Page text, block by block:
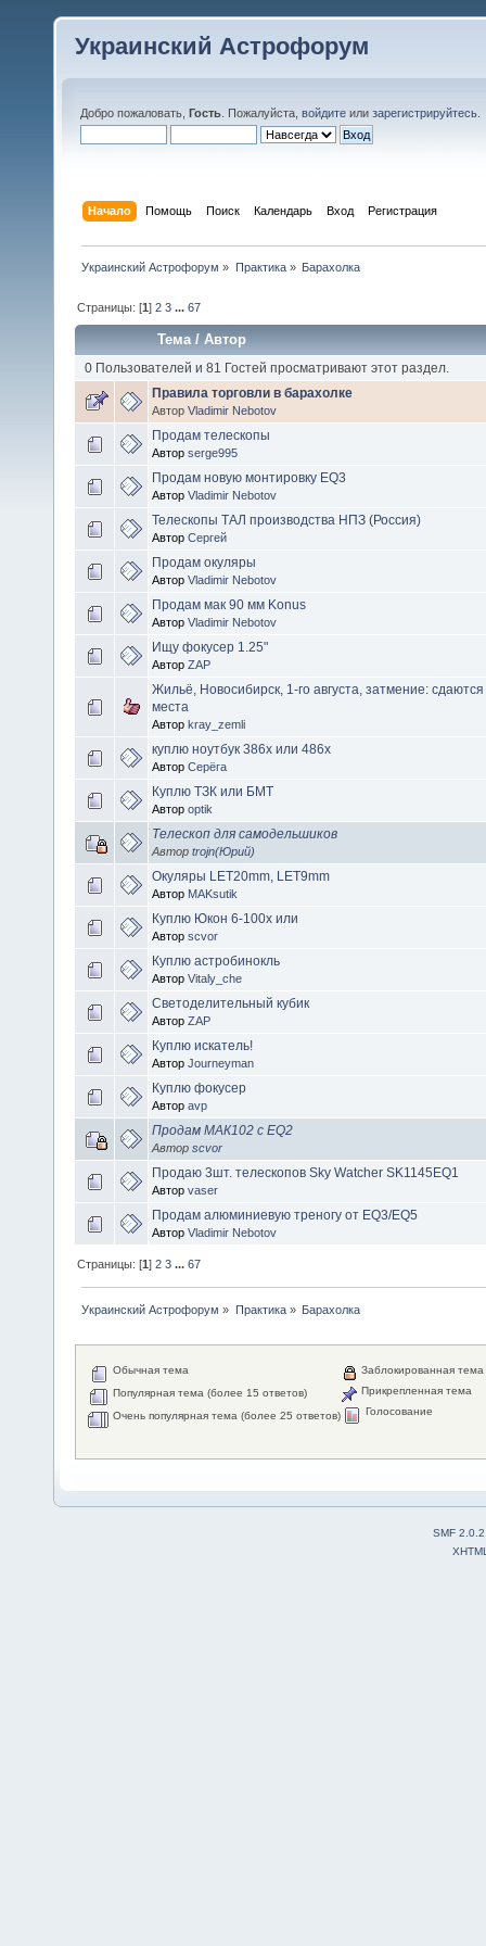
Украинский Астрофорум
Добро пожаловать, Гость . Пожалуйста, войдите или зарегистрируйтесь
Начало Помощь Поиск Календарь Вход Регистрация
Украинский Астрофорум » Практика» Барахолка
Страницы: [1]2 3 ...67
Тема/Автор
0 Пользователей и 81 Гостей просматривают этот раздел.
Правила торговли в барахолке
Автор Vladimir Nebotov
Продам телескопы
Автор serge995
Продам новую монтировку EQ3
Автор Vladimir Nebotov
Телескопы ТАЛ производства НПЗ (Россия)
Автор Сергей
Продам окуляры
Автор Vladimir Nebotov
Продам мак 90 мм Konus
Автор Vladimir Nebotov
Ищу фокусер 1.25"
Автор ZAP
Жильё, Новосибирск, 1-го августа, затмение:
места
Автор kray_zemli
куплю ноутбук 386х или 486х
Автор Серёга
Куплю ТЗК или БМТ
Автор optik
Телескоп для самодельшиков
Автор trojn(Юрий)
Окуляры LET20mm, LET9mm
Автор MAKsutik
Куплю Юкон 6-100х или
Автор scvor
Куплю астробинокль
Автор Vitaly_che
Светоделительный кубик
Автор ZAP
Куплю искатель!
Автор Journeyman
Куплю фокусер
Автор avp
Продам МАК102 с EQ2
Автор scvor
Продаю 3шт. телескопов Sky Watcher SK1145EQ1
Автор vaser
Продам алюминиевую треногу от EQ3/EQ5
Автор Vladimir Nebotov
Страницы: [1]2 3 ...67
Украинский Астрофорум » Практика» Барахолка
Обычная тема
Популярная тема (более 15 ответов)
Очень популярная тема (более 25 ответов)
Заблокированная тема
Прикрепленная тема
Голосование
SMF 2.0.2